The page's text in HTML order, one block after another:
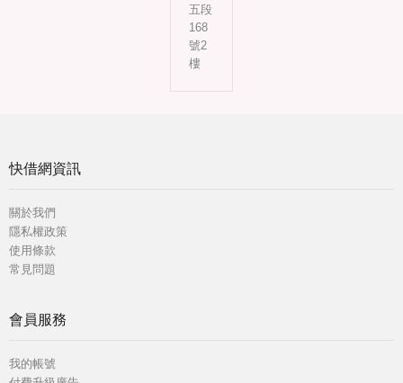
五段
168
號2
樓
快借網資訊
關於我們
隱私權政策
使用條款
常見問題
會員服務
我的帳號